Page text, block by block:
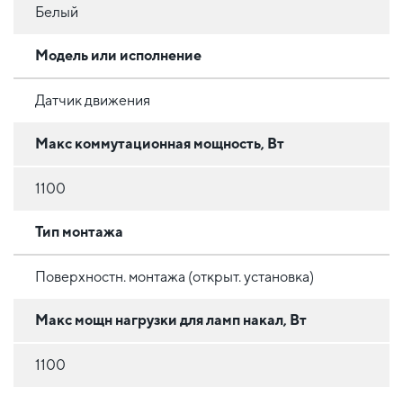
Белый
Модель или исполнение
Датчик движения
Макс коммутационная мощность, Вт
1100
Тип монтажа
Поверхностн. монтажа (открыт. установка)
Макс мощн нагрузки для ламп накал, Вт
1100